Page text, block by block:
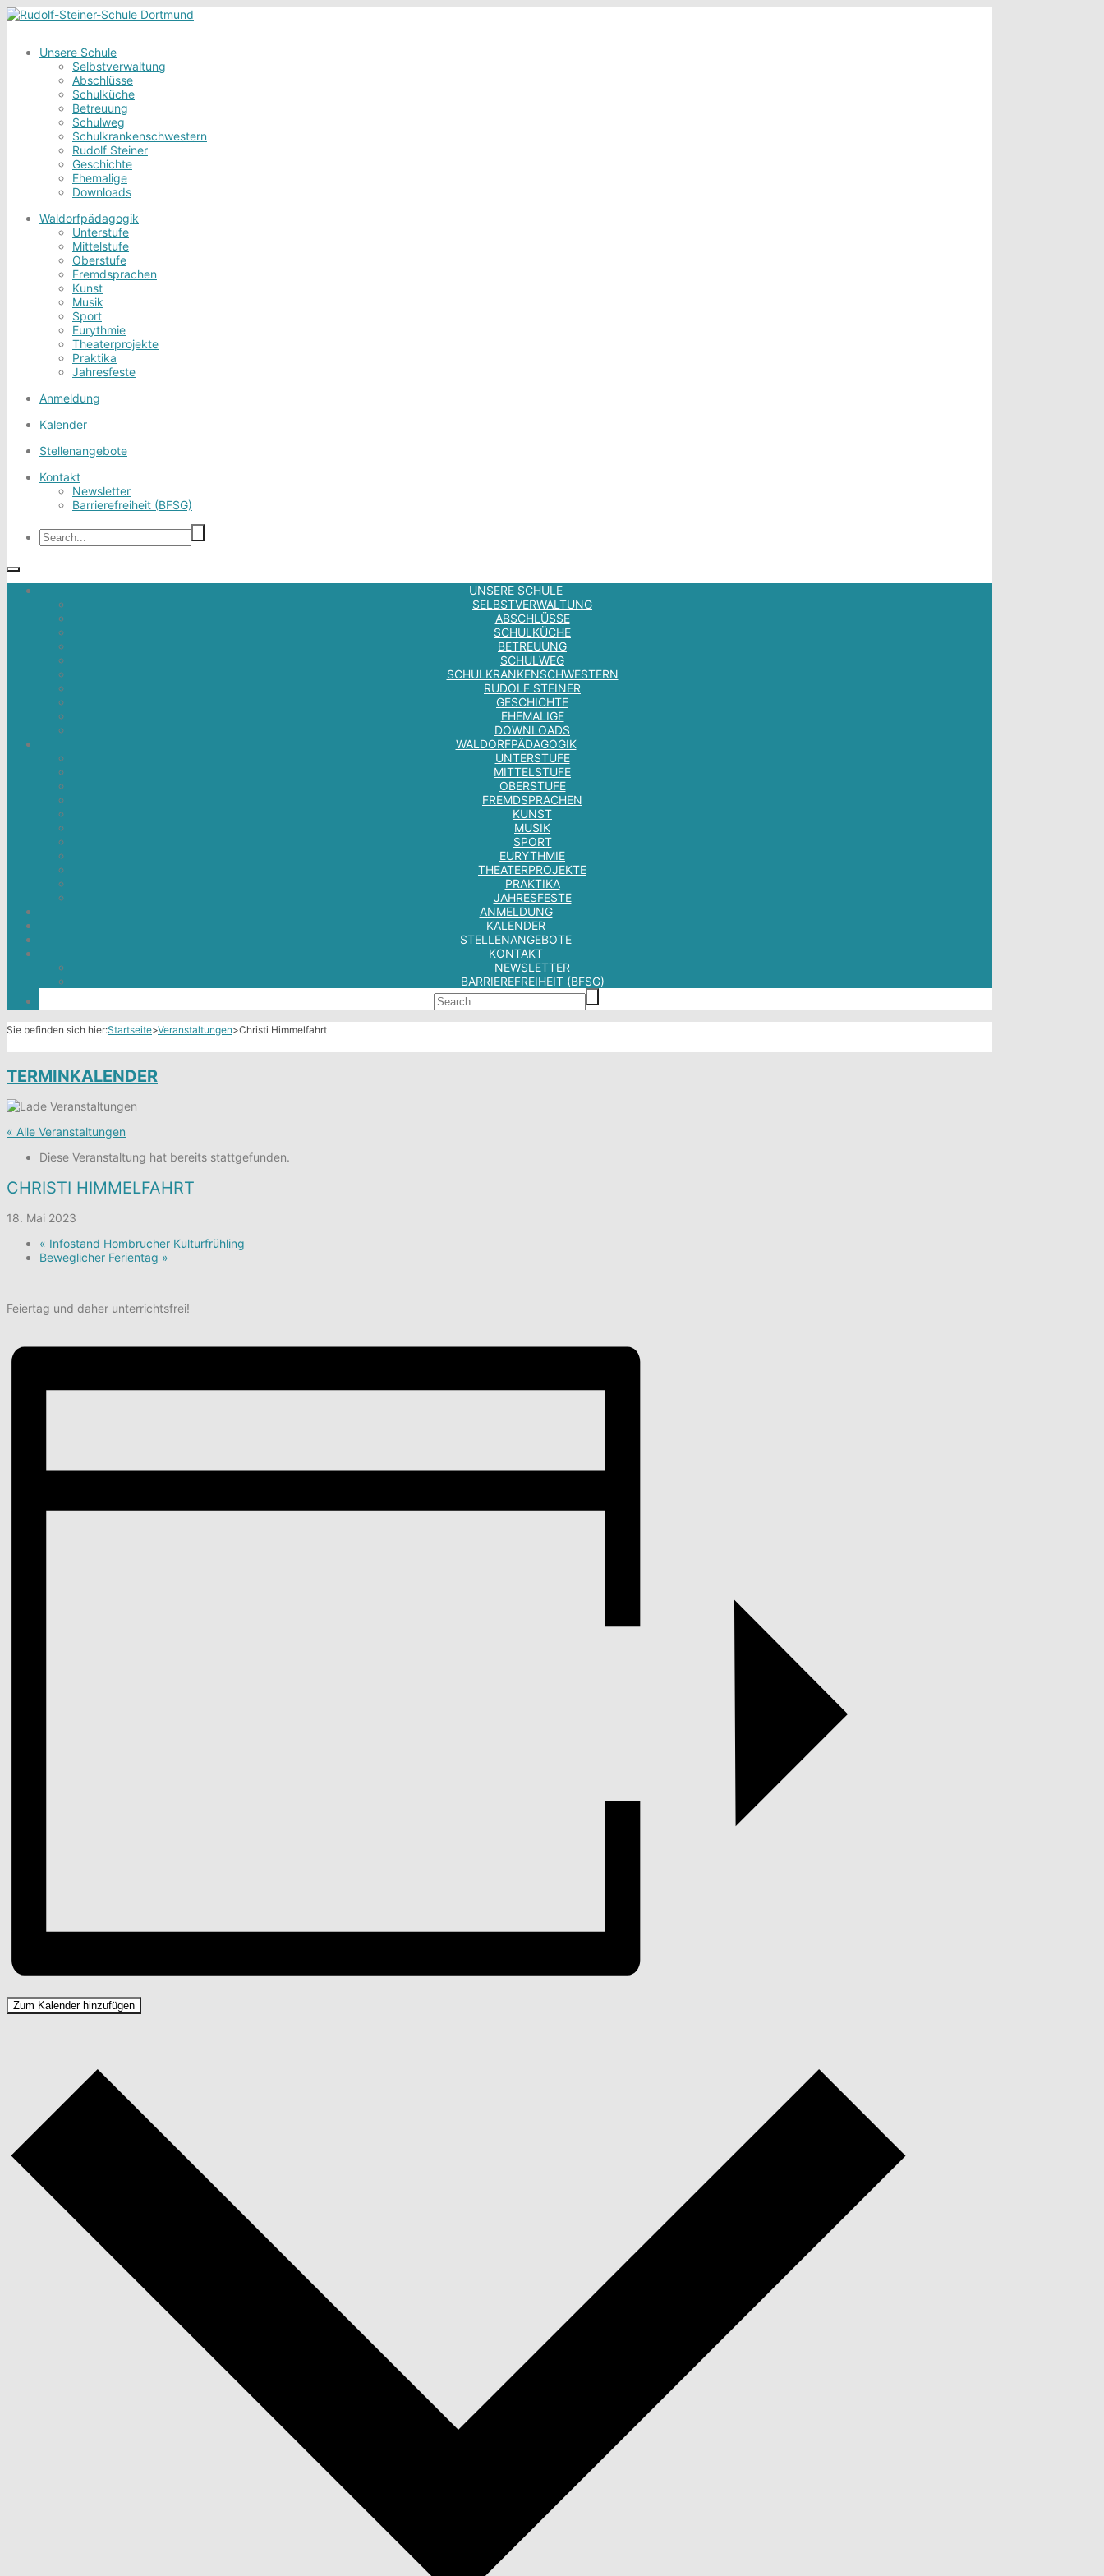
Unsere Schule
Selbstverwaltung
Abschlüsse
Schulküche
Betreuung
Schulweg
Schulkrankenschwestern
Rudolf Steiner
Geschichte
Ehemalige
Downloads
Waldorfpädagogik
Unterstufe
Mittelstufe
Oberstufe
Fremdsprachen
Kunst
Musik
Sport
Eurythmie
Theaterprojekte
Praktika
Jahresfeste
Anmeldung
Kalender
Stellenangebote
Kontakt
Newsletter
Barrierefreiheit (BFSG)
UNSERE SCHULE
SELBSTVERWALTUNG
ABSCHLÜSSE
SCHULKÜCHE
BETREUUNG
SCHULWEG
SCHULKRANKENSCHWESTERN
RUDOLF STEINER
GESCHICHTE
EHEMALIGE
DOWNLOADS
WALDORFPÄDAGOGIK
UNTERSTUFE
MITTELSTUFE
OBERSTUFE
FREMDSPRACHEN
KUNST
MUSIK
SPORT
EURYTHMIE
THEATERPROJEKTE
PRAKTIKA
JAHRESFESTE
ANMELDUNG
KALENDER
STELLENANGEBOTE
KONTAKT
NEWSLETTER
BARRIEREFREIHEIT (BFSG)
Sie befinden sich hier:Startseite>Veranstaltungen>Christi Himmelfahrt
TERMINKALENDER
« Alle Veranstaltungen
Diese Veranstaltung hat bereits stattgefunden.
CHRISTI HIMMELFAHRT
18. Mai 2023
« Infostand Hombrucher Kulturfrühling
Beweglicher Ferientag »
Feiertag und daher unterrichtsfrei!
Zum Kalender hinzufügen